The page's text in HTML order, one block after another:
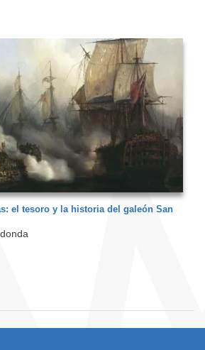
el tesoro y la historia del galeón San